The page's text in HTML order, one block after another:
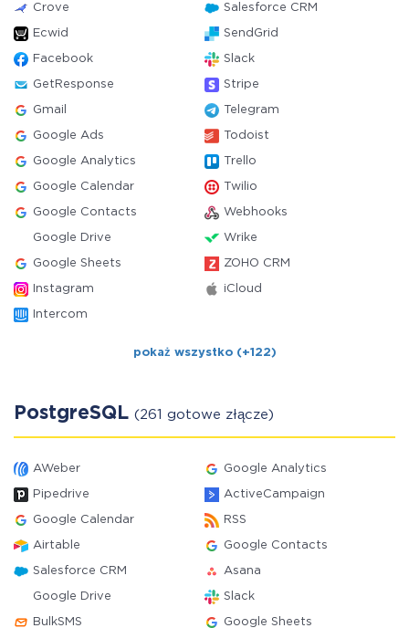
Crove Salesforce CRM
Ecwid SendGrid
Facebook Slack
GetResponse Stripe
Gmail Telegram
Google Ads Todoist
Google Analytics Trello
Google Calendar Twilio
Google Contacts Webhooks
Google Drive Wrike
Google Sheets ZOHO CRM
Instagram iCloud
Intercom
pokaż wszystko (+122)
PostgreSQL (261 gotowe złącze)
AWeber Google Analytics
Pipedrive ActiveCampaign
Google Calendar RSS
Airtable Google Contacts
Salesforce CRM Asana
Google Drive Slack
BulkSMS Google Sheets